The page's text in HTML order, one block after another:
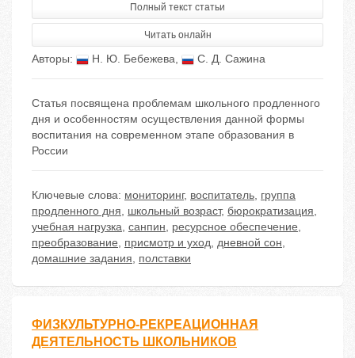
Полный текст статьи
Читать онлайн
Авторы: Н. Ю. Бебежева, С. Д. Сажина
Статья посвящена проблемам школьного продленного
дня и особенностям осуществления данной формы
воспитания на современном этапе образования в
России
Ключевые слова: мониторинг, воспитатель, группа
продленного дня, школьный возраст, бюрократизация,
учебная нагрузка, санпин, ресурсное обеспечение,
преобразование, присмотр и уход, дневной сон,
домашние задания, полставки
ФИЗКУЛЬТУРНО-РЕКРЕАЦИОННАЯ
ДЕЯТЕЛЬНОСТЬ ШКОЛЬНИКОВ